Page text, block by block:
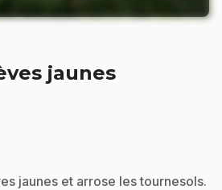
jaunes
jaunes et arrose les tournesols.